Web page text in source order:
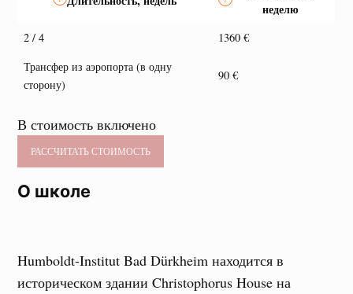
неделю
2 / 4
1360 €
Трансфер из аэропорта (в одну
сторону)
90 €
В стоимость включено
РАССЧИТАТЬ СТОИМОСТЬ
О школе
Humboldt-Institut Bad Dürkheim находится в
историческом зданииChristophorus House на